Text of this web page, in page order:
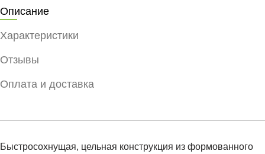
Описание
Характеристики
Отзывы
Оплата и доставка
Быстросохнущая, цельная конструкция из формованного